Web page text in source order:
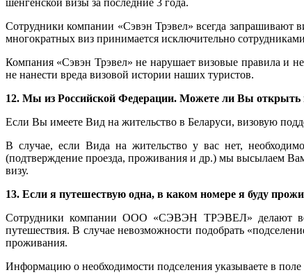
Сотрудники компании «Сэвэн Трэвел» всегда запрашивают
многократных виз принимается исключительно
Компания «Сэвэн Трэвел» не нарушает визовые правила и
не нанести вреда визовой истории наших туристов.
12. Мы из Российской Федерации. Можете ли Вы открыть
Если Вы имеете Вид на жительство в Беларуси, визовую
В случае, если Вида на жительство у вас нет,
(подтверждение проезда, проживания и др.) мы высылаем
визу.
13. Если я путешествую одна, в каком номере я буду
Сотрудники компании ООО «СЭВЭН ТРЭВЕЛ» делают всё
путешествия. В случае невозможности подобрать
проживания.
Информацию о необходимости подселения указываете в